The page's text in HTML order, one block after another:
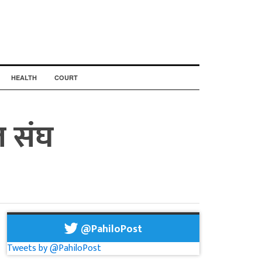
HEALTH COURT
संघ
@PahiloPost
Tweets by @PahiloPost